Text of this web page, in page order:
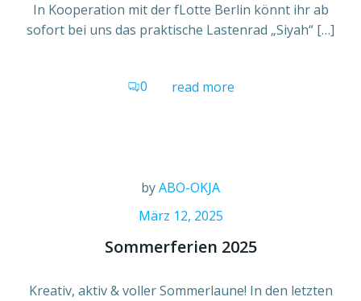
In Kooperation mit der fLotte Berlin könnt ihr ab
sofort bei uns das praktische Lastenrad „Siyah“ […]
0 read more
byABO-OKJA
März 12, 2025
Sommerferien 2025
Kreativ, aktiv & voller Sommerlaune! In den letzten